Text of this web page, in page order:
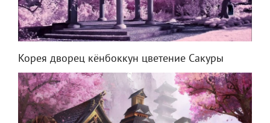
Корея дворец кёнбоккун цветение Сакуры